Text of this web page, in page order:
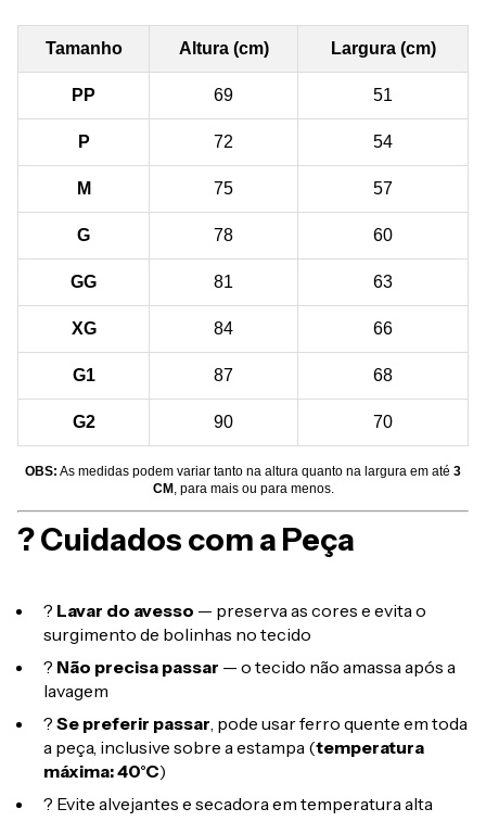
Tamanho Altura (cm) Largura (cm)
PP 69 51
P 72 54
M 75 57
G 78 60
GG 81 63
XG 84 66
G1 87 68
G2 90 70
OBS: As medidas podem variar tanto na altura quanto na largura em até 3
CM , para mais ou para menos.
? Cuidados com a Peça
? Lavar do avesso — preserva as cores e evita o
surgimento de bolinhas no tecido
? Não precisa passar — o tecido não amassa após a
lavagem
? Se preferir passar, pode usar ferro quente em toda
a peça, inclusive sobre a estampa (temperatura
máxima: 40°C)
? Evite alvejantes e secadora em temperatura alta